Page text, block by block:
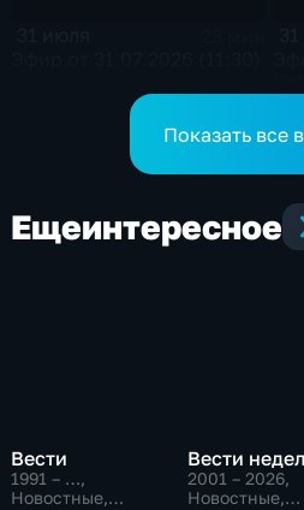
Показать все
Ещеинтересное
Вести
1991 – …,
Новостные,
Вести
2001 – 2026,
Новостные,